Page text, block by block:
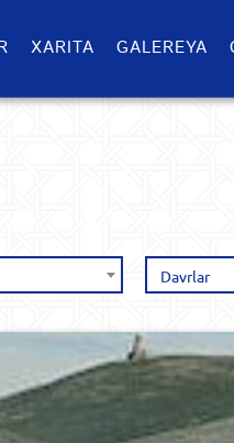
XARITA GALEREYA
Davrlar